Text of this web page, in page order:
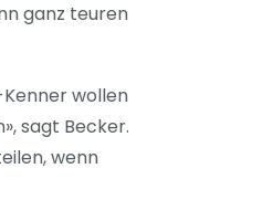
ganz teuren
wollen
sagt Becker.
wenn